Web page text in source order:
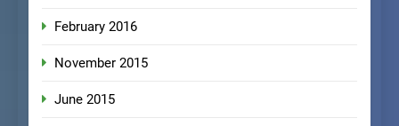
February 2016
November 2015
June 2015